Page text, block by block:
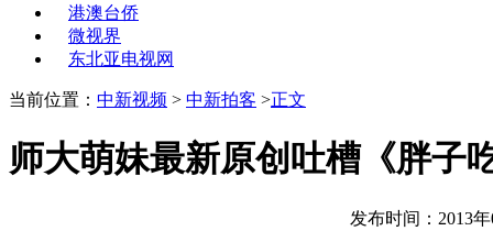
港澳台侨
微视界
东北亚电视网
当前位置： 中新视频 > 中新拍客 >正文
师大萌妹最新原创吐槽《胖子
发布时间：2013